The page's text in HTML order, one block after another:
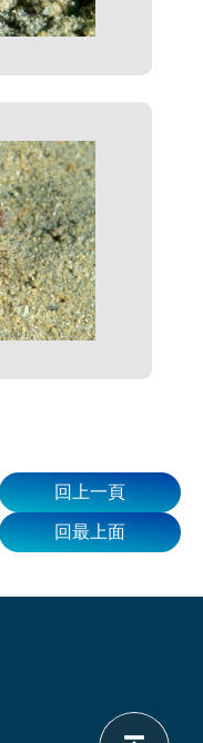
回上一頁
回最上面